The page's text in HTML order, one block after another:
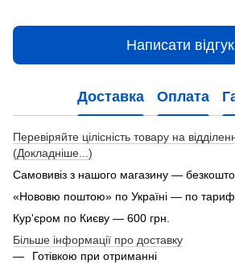
Написати відгук
Доставка Оплата
Перевіряйте цілісність товару на
(Докладніше...)
Самовивіз з нашого магазину —
«Нововю поштою» по Україні — по
Кур'єром по Києву — 600 грн.
Більше інформації про доставку
Готівкою при отриманні